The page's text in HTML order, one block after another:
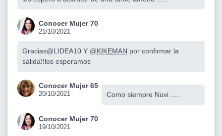
Conocer Mujer 70
21/10/2021
Gracias@LIDEA10 Y @KIKEMAN por confirmar la
salida!!los esperamos
Conocer Mujer 65
20/10/2021 Como siempre Nuvi .....
Conocer Mujer 70
19/10/2021